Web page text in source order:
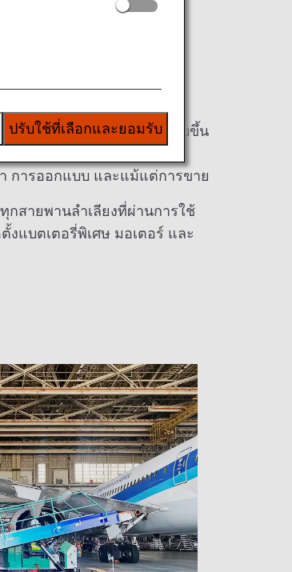
ลากเครื่องบิน รถบันไดสำหรับขึ้น
การออกแบบ และแม้แต่การขาย
กสายพานลำเลียงที่ผ่านการใช้
แบตเตอรี่พิเศษ มอเตอร์ และ
ปรับใช้ที่เลือกและยอมรับ